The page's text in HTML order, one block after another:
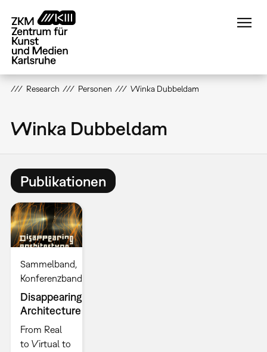
zum
Inhalt
Research Personen Winka Dubbeldam
Winka Dubbeldam
Publikationen
Sammelband
Konferenzband
Disappearing
Architecture
From Real
to Virtual to